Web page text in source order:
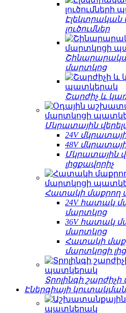
Էլեկտրական
լուծումներ
մարտկոց
Շարժիչ և
Մկրատային
24V
48V
Մկրատային
լիցքավորիչ
Հատակի մաքրող
24V հատակ
մարտկոց
36V հատակ
մարտկոց
Հատակի
մարտկոցի
Տրոլինգի
Էներգիայի